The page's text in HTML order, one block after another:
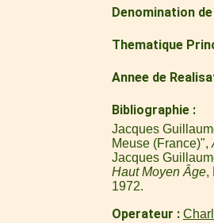
Denomination
Thematique
Annee de
Bibliographie
Jacques
Meuse (France)",
Jacques
Haut Moyen Âge,
1972.
Operateur